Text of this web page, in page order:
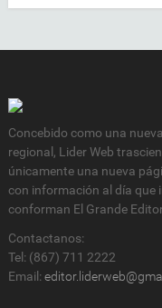
Concebido como una
regional, Lider Web
únicamente una nueva
con información al día que
conforman El Grande
Contactanos:
Tel: (867) 711 2222
Email: